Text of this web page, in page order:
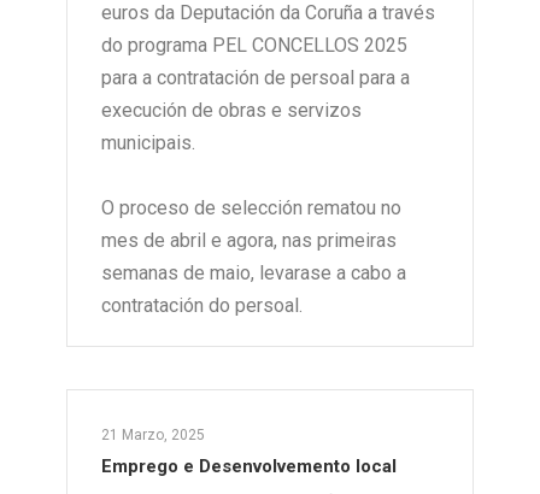
euros da Deputación da Coruña a través
do programa PEL CONCELLOS 2025
para a contratación de persoal para a
execución de obras e servizos
municipais.
O proceso de selección rematou no
mes de abril e agora, nas primeiras
semanas de maio, levarase a cabo a
contratación do persoal.
21 Marzo, 2025
Emprego e Desenvolvemento local